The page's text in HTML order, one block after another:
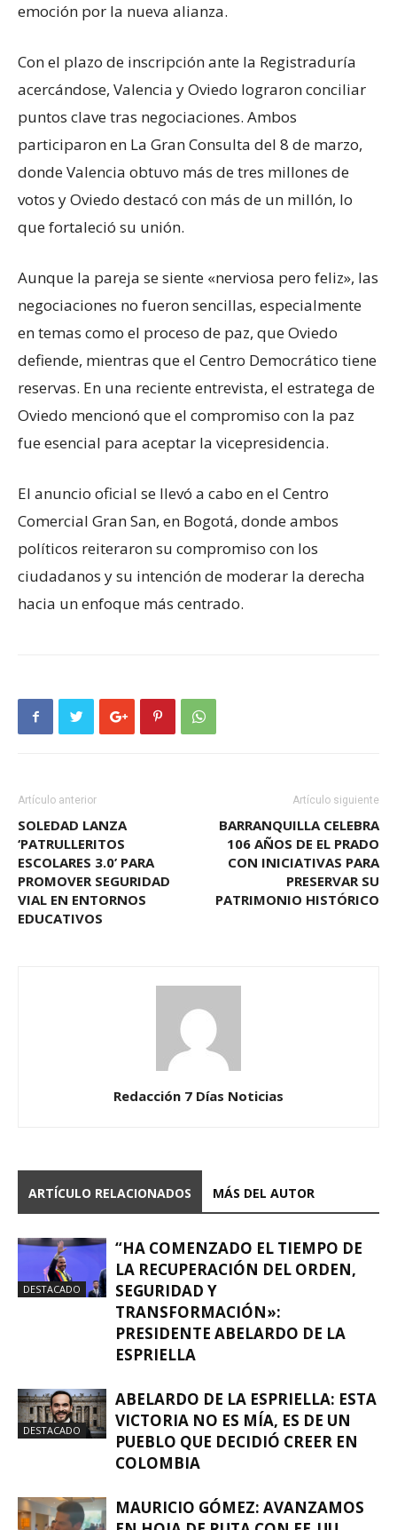
emoción por la nueva alianza.
Con el plazo de inscripción ante la Registraduría
acercándose, Valencia y Oviedo lograron conciliar
puntos clave tras negociaciones. Ambos
participaron en La Gran Consulta del 8 de marzo,
donde Valencia obtuvo más de tres millones de
votos y Oviedo destacó con más de un millón, lo
que fortaleció su unión.
Aunque la pareja se siente «nerviosa pero feliz», las
negociaciones no fueron sencillas, especialmente
en temas como el proceso de paz, que Oviedo
defiende, mientras que el Centro Democrático tiene
reservas. En una reciente entrevista, el estratega de
Oviedo mencionó que el compromiso con la paz
fue esencial para aceptar la vicepresidencia.
El anuncio oficial se llevó a cabo en el Centro
Comercial Gran San, en Bogotá, donde ambos
políticos reiteraron su compromiso con los
ciudadanos y su intención de moderar la derecha
hacia un enfoque más centrado.
Artículo anterior
SOLEDAD LANZA
‘PATRULLERITOS
ESCOLARES 3.0’ PARA
PROMOVER SEGURIDAD
VIAL EN ENTORNOS
EDUCATIVOS
Artículo siguiente
BARRANQUILLA CELEBRA
106 AÑOS DE EL PRADO
CON INICIATIVAS PARA
PRESERVAR SU
PATRIMONIO HISTÓRICO
Redacción 7 Días Noticias
ARTÍCULO RELACIONADOS MÁS DEL AUTOR
DESTACADO
“HA COMENZADO EL TIEMPO DE
LA RECUPERACIÓN DEL ORDEN,
SEGURIDAD Y
TRANSFORMACIÓN»:
PRESIDENTE ABELARDO DE LA
ESPRIELLA
DESTACADO
ABELARDO DE LA ESPRIELLA: ESTA
VICTORIA NO ES MÍA, ES DE UN
PUEBLO QUE DECIDIÓ CREER EN
COLOMBIA
MAURICIO GÓMEZ: AVANZAMOS